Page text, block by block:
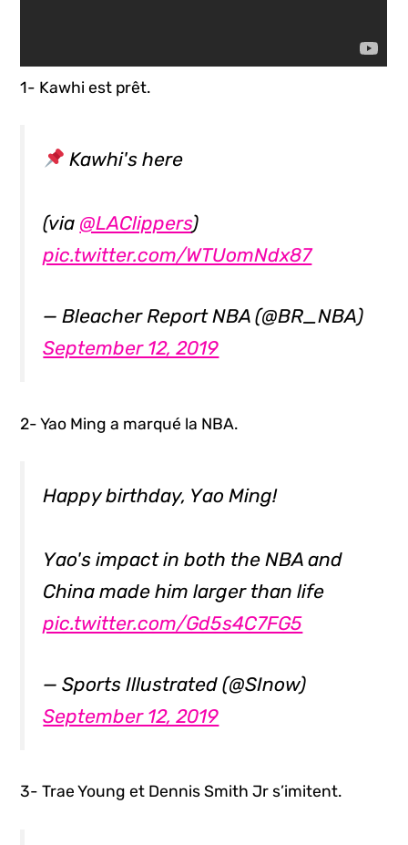
1- Kawhi est prêt.
Kawhi's here
(via @LAClippers)
pic.twitter.com/WTUomNdx87
— Bleacher Report NBA (@BR_NBA)
September 12, 2019
2- Yao Ming a marqué la NBA.
Happy birthday, Yao Ming!
Yao's impact in both the NBA and
China made him larger than life
pic.twitter.com/Gd5s4C7FG5
— Sports Illustrated (@SInow)
September 12, 2019
3- Trae Young et Dennis Smith Jr s’imitent.